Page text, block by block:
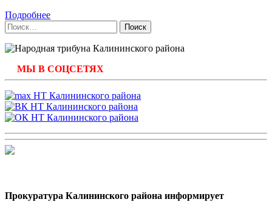
Подробнее
Найти:
МЫ В СОЦСЕТЯХ
Прокуратура Калининского района информирует